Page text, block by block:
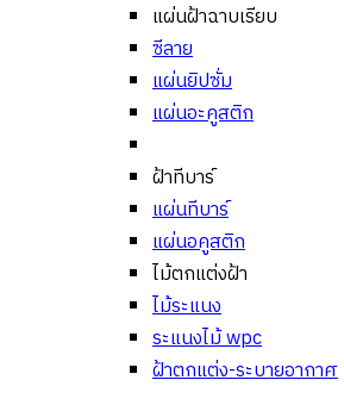
แผ่นฝ้าฉาบเรียบ
ซีลาย
แผ่นยิปซั่ม
แผ่นอะคูสติก
ฝ้าทีบาร์
แผ่นทีบาร์
แผ่นอคูสติก
ไม้ตกแต่งฝ้า
ไม้ระแนง
ระแนงไม้ wpc
ฝ้าตกแต่ง-ระบายอากาศ